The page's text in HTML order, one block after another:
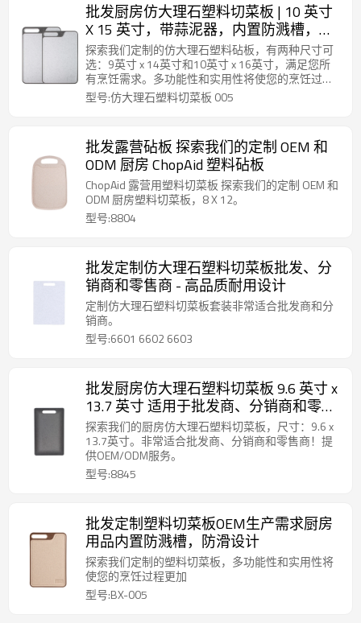
批发厨房仿大理石塑料切菜板 | 10 英寸
X 15 英寸，带蒜泥器，内置防溅槽，防
滑设计
探索我们定制的仿大理石塑料砧板，有两种尺寸可
选：9英寸 x 14英寸和10英寸 x 16英寸，满足您所
有烹饪需求。多功能性和实用性将使您的烹饪过程
更加高效和愉悦！
型号:仿大理石塑料切菜板 005
批发露营砧板 探索我们的定制 OEM 和
ODM 厨房 ChopAid 塑料砧板
ChopAid 露营用塑料切菜板 探索我们的定制 OEM 和
ODM 厨房塑料切菜板，8 X 12。
型号:8804
批发定制仿大理石塑料切菜板批发、分
销商和零售商 - 高品质耐用设计
定制仿大理石塑料切菜板套装非常适合批发商和分
销商。
型号:6601 6602 6603
批发厨房仿大理石塑料切菜板 9.6 英寸 x
13.7 英寸 适用于批发商、分销商和零售
商 高品质耐用设计
探索我们的厨房仿大理石塑料切菜板，尺寸：9.6 x
13.7英寸。非常适合批发商、分销商和零售商！提
供OEM/ODM服务。
型号:8845
批发定制塑料切菜板OEM生产需求厨房
用品内置防溅槽，防滑设计
探索我们定制的塑料切菜板，多功能性和实用性将
使您的烹饪过程更加
型号:BX-005